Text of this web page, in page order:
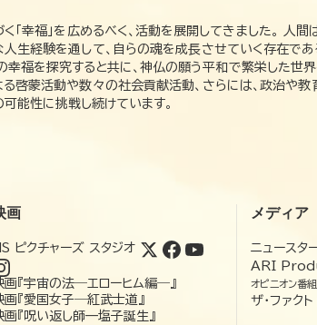
幸福」を広めるべく、活動を展開してきました。 人間
生経験を通して、自らの魂を成長させていく存在であ
福を探究すると共に、神仏の願う平和で繁栄した世
啓蒙活動や数々の社会貢献活動、さらには、政治や教
能性に挑戦し続けています。
画
ピクチャーズ スタジオ
画『宇宙の法―エローヒム編―』
画『愛国女子―紅武士道』
画『呪い返し師—塩子誕生』
メディア
ニュースタ
ARI
オピニオン番組
ザ・ファクト